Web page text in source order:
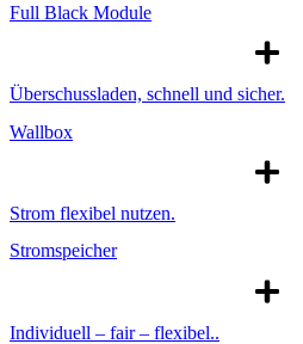
Full Black Module
Überschussladen, schnell und sicher.
Wallbox
Strom flexibel nutzen.
Stromspeicher
Individuell – fair – flexibel..